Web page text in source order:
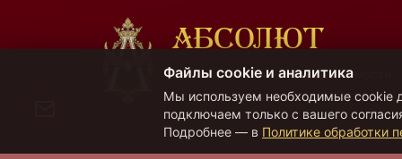
АБСОЛЮТ
Региональный центр недвижимости.
Все операции с недвижимостью.
Файлы cookie и аналитика
Мы используем необходимые cookie
подключаем только с вашего
Подробнее — в Политике обработки